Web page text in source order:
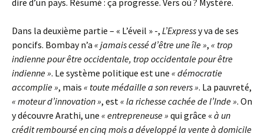
dire d’un pays. Résumé : ça progresse. Vers où ? Mystère.
Dans la deuxième partie – « L’éveil » -, L’Expressy va de ses
poncifs. Bombay n’a « jamais cessé d’être une île », « trop
indienne pour être occidentale, trop occidentale pour être
indienne ». Le système politique est une « démocratie
accomplie », mais « toute médaille a son revers ». La pauvreté,
« moteur d’innovation », est« la richesse cachée de l’Inde ». On
y découvre Arathi, une « entrepreneuse » qui grâce « à un
crédit remboursé en cinq mois a développé la vente à domicile